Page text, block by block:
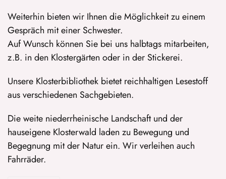
Weiterhin bieten wir Ihnen die Möglichkeit zu einem
Gespräch mit einer Schwester.
Auf Wunsch können Sie bei uns halbtags mitarbeiten,
z.B. in den Klostergärten oder in der Stickerei.
Unsere Klosterbibliothek bietet reichhaltigen Lesestoff
aus verschiedenen Sachgebieten.
Die weite niederrheinische Landschaft und der
hauseigene Klosterwald laden zu Bewegung und
Begegnung mit der Natur ein. Wir verleihen auch
Fahrräder.